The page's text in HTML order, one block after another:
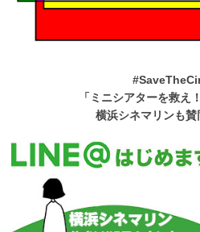
「ミニシアターを救え
横浜シネマリンも